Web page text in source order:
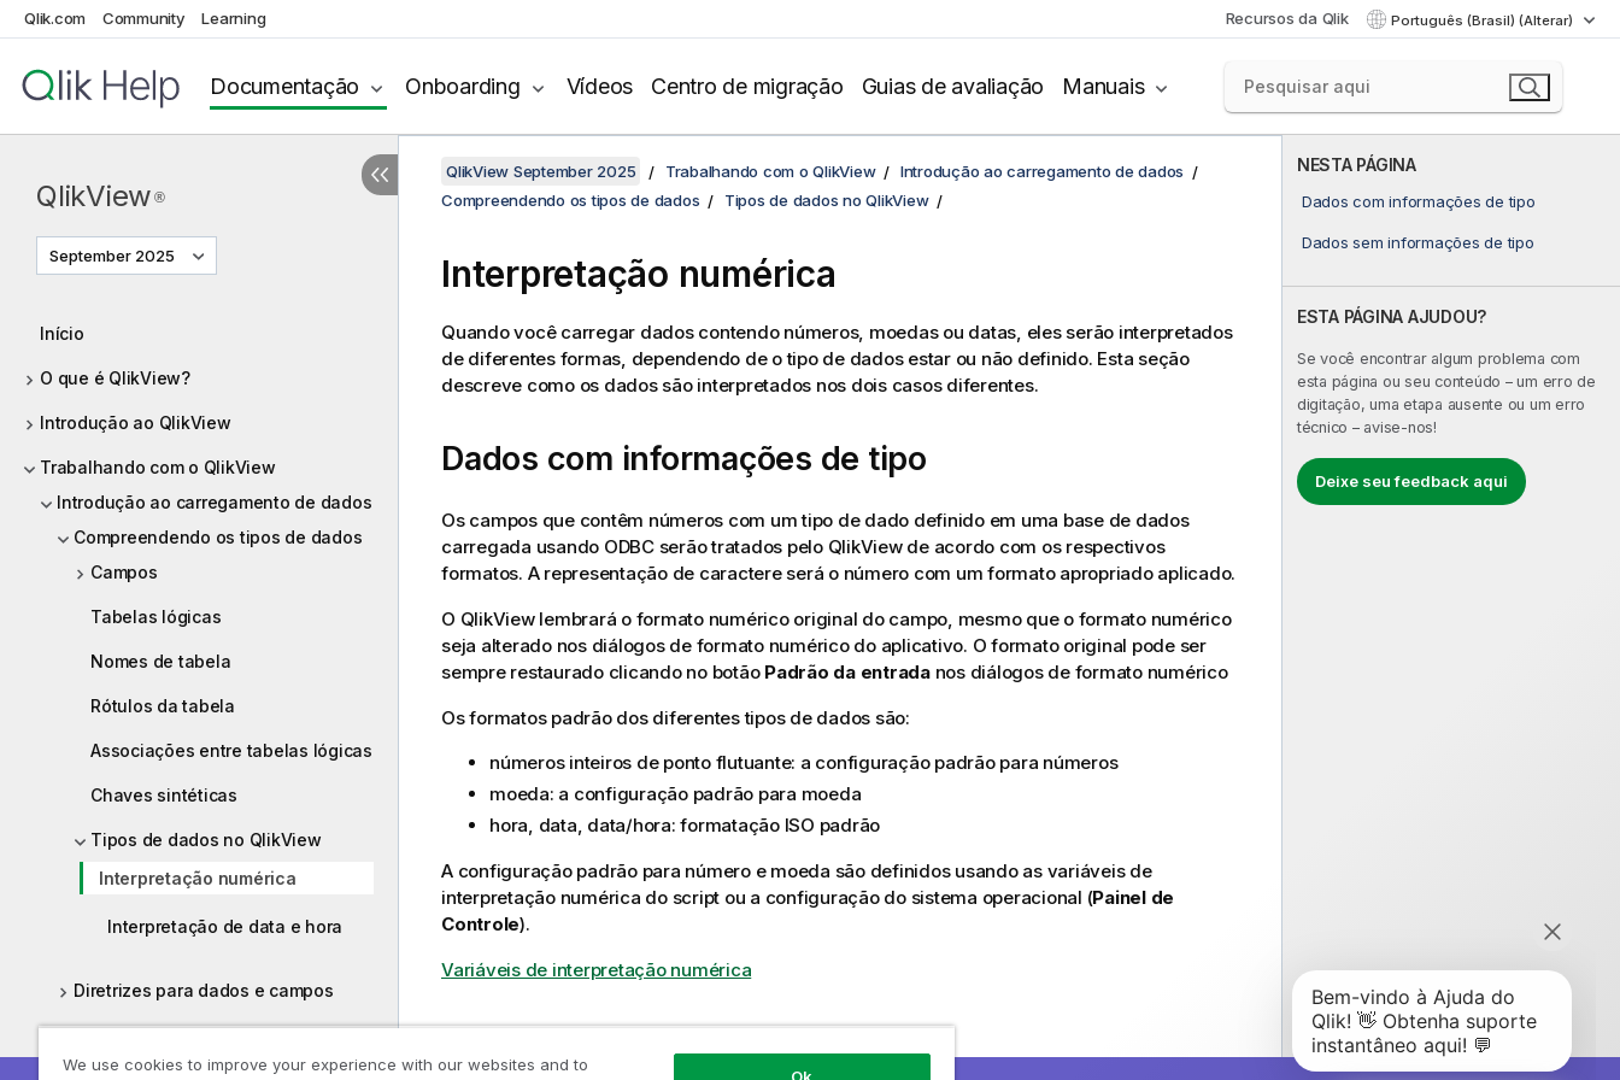
Qlik.com Community Learning Recursos da Qlik Português (Brasil) (Alterar)
Documentação Onboarding Vídeos Centro de migração Guias de avaliação Manuais
QlikView ®
September 2025
Início
O que é QlikView?
Introdução ao QlikView
Trabalhando com o QlikView
Introdução ao carregamento de dados
Compreendendo os tipos de dados
Campos
Tabelas lógicas
Nomes de tabela
Rótulos da tabela
Associações entre tabelas lógicas
Chaves sintéticas
Tipos de dados no QlikView
Interpretação numérica
Interpretação de data e hora
Diretrizes para dados e campos
Carregando dados de arquivos
NESTA PÁGINA
Dados com informações de tipo
Dados sem informações de tipo
ESTA PÁGINA AJUDOU?
Se você encontrar algum problema com
esta página ou seu conteúdo – um erro de
digitação, uma etapa ausente ou um erro
técnico – avise-nos!
Deixe seu feedback aqui
QlikView September 2025 Trabalhando com o QlikView
Introdução ao carregamento de dados
Compreendendo os tipos de dados
Tipos de dados no QlikView
Interpretação numérica
Quando você carregar dados contendo números, moedas ou datas, eles serão interpretados
de diferentes formas, dependendo de o tipo de dados estar ou não definido. Esta seção
descreve como os dados são interpretados nos dois casos diferentes.
Dados com informações de tipo
Os campos que contêm números com um tipo de dado definido em uma base de dados
carregada usando ODBCserão tratados pelo QlikViewde acordo com os respectivos
formatos. A representação de caractere será o número com um formato apropriado aplicado.
O QlikViewlembrará o formato numérico original do campo, mesmo que o formato numérico
seja alterado nos diálogos de formato numérico do aplicativo. O formato original pode ser
sempre restaurado clicando no botão Padrão da entradanos diálogos de formato numérico
Os formatos padrão dos diferentes tipos de dados são:
números inteiros de ponto flutuante: a configuração padrão para números
moeda: a configuração padrão para moeda
hora, data, data/hora: formatação ISO padrão
A configuração padrão para número e moeda são definidos usando as variáveis de
interpretação numérica do script ou a configuração do sistema operacional (Painel de
Controle).
Variáveis de interpretação numérica
We use cookies to improve your experience with our websites and to